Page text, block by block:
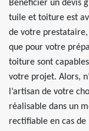
Bénéficier un devis
tuile et toiture est
de votre
que pour votre
toiture sont
votre projet. Alors,
l’artisan de votre
réalisable dans un
rectifiable en cas de